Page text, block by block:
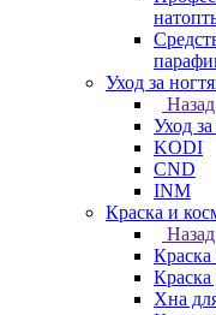
Уход за
Назад
Уход
KODI
CND
INM
Краска и
Назад
Краска
Краска
Хна